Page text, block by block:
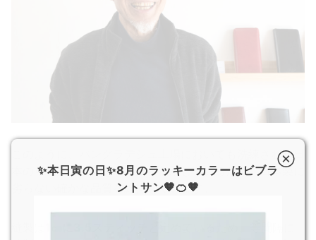
このように、バングラデシュ工場においても洗練された日
本の革職人の技術をしっかり伝承しているため、日本製に
劣らない確かな品質を維持しています。
✨本日寅の日✨8月のラッキーカラーはビブラ
ントサン🧡🍊🧡